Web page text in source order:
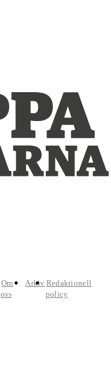
Om
oss
Arkiv Redaktionell
policy